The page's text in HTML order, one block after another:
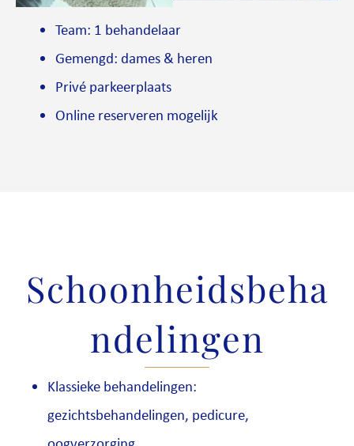
Team: 1 behandelaar
Gemengd: dames & heren
Privé parkeerplaats
Online reserveren mogelijk
Schoonheidsbeha
ndelingen
Klassieke behandelingen:
gezichtsbehandelingen, pedicure,